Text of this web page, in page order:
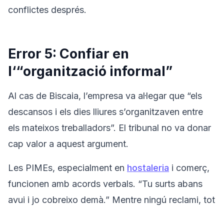
conflictes després.
Error 5: Confiar en
l‘“organització informal”
Al cas de Biscaia, l’empresa va al·legar que “els
descansos i els dies lliures s’organitzaven entre
els mateixos treballadors”. El tribunal no va donar
cap valor a aquest argument.
Les PIMEs, especialment en hostaleria i comerç,
funcionen amb acords verbals. “Tu surts abans
avui i jo cobreixo demà.” Mentre ningú reclami, tot